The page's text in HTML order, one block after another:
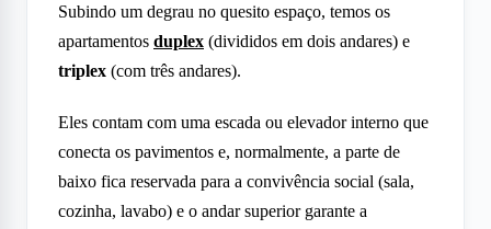
Subindo um degrau no quesito espaço, temos os
apartamentos duplex (divididos em dois andares) e
triplex (com três andares).
Eles contam com uma escada ou elevador interno que
conecta os pavimentos e, normalmente, a parte de
baixo fica reservada para a convivência social (sala,
cozinha, lavabo) e o andar superior garante a